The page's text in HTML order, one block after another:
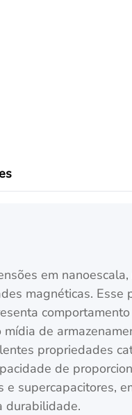
em
magnéticas. Esse
de
propriedades
de
supercapacitores,
durabilidade.